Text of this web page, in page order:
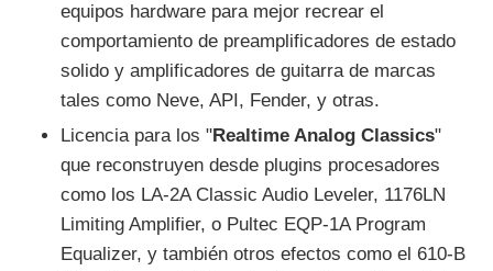
equipos hardware para mejor recrear el
comportamiento de preamplificadores de estado
solido y amplificadores de guitarra de marcas
tales como Neve, API, Fender, y otras.
Licencia para los "Realtime Analog Classics"
que reconstruyen desde plugins procesadores
como los LA-2A Classic Audio Leveler, 1176LN
Limiting Amplifier, o Pultec EQP-1A Program
Equalizer, y también otros efectos como el 610-B